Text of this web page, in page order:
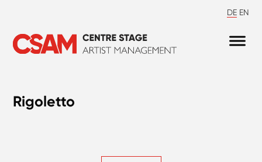
DE EN
Rigoletto